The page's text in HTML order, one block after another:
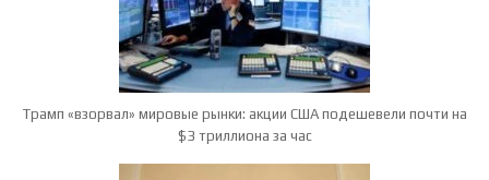
Трамп «взорвал» мировые рынки: акции США подешевели почти на
$3 триллиона за час